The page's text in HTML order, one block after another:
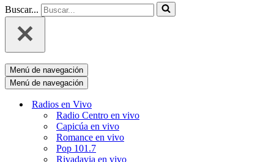
Buscar...
Menú de navegación
Menú de navegación
Radios en Vivo
Radio Centro en vivo
Capicúa en vivo
Romance en vivo
Pop 101.7
Rivadavia en vivo